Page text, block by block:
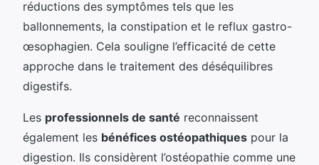
réductions des symptômes tels que les
ballonnements, la constipation et le reflux gastro-
œsophagien. Cela souligne l’efficacité de cette
approche dans le traitement des déséquilibres
digestifs.
Les professionnels de santé reconnaissent
également les bénéfices ostéopathiques pour la
digestion. Ils considèrent l’ostéopathie comme une